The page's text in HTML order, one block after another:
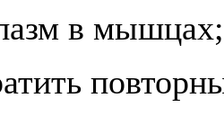
в мышцах;